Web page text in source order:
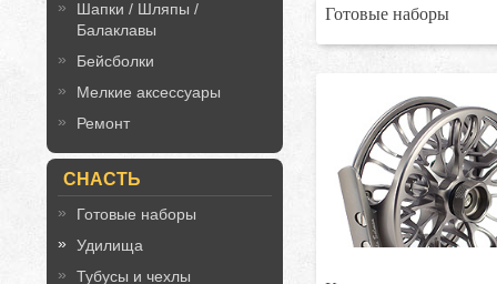
Шапки / Шляпы /
Балаклавы
Бейсболки
Мелкие аксессуары
Ремонт
СНАСТЬ
Готовые наборы
Удилища
Тубусы и чехлы
Готовые наборы